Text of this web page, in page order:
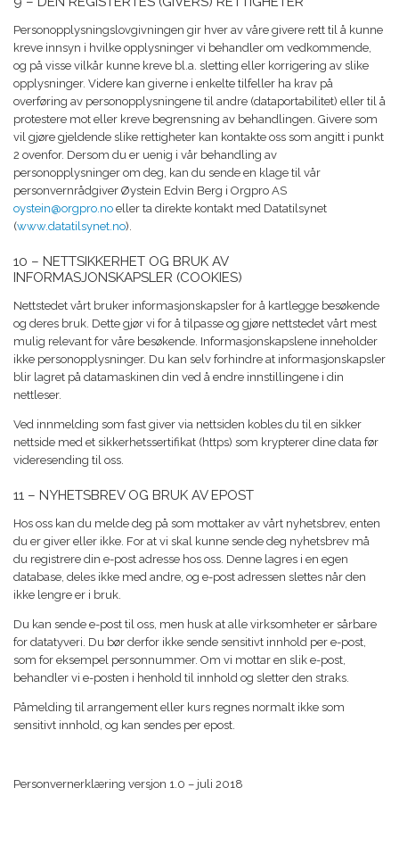
Personopplysningslovgivningen gir hver av våre givere rett til å kunne
kreve innsyn i hvilke opplysninger vi behandler om vedkommende,
og på visse vilkår kunne kreve bl.a. sletting eller korrigering av slike
opplysninger. Videre kan giverne i enkelte tilfeller ha krav på
overføring av personopplysningene til andre (dataportabilitet) eller til å
protestere mot eller kreve begrensning av behandlingen. Givere som
vil gjøre gjeldende slike rettigheter kan kontakte oss som angitt i punkt
2 ovenfor. Dersom du er uenig i vår behandling av
personopplysninger om deg, kan du sende en klage til vår
personvernrådgiver Øystein Edvin Berg i Orgpro AS
oystein@orgpro.no eller ta direkte kontakt med Datatilsynet
(www.datatilsynet.no).
10 – NETTSIKKERHET OG BRUK AV
INFORMASJONSKAPSLER (COOKIES)
Nettstedet vårt bruker informasjonskapsler for å kartlegge besøkende
og deres bruk. Dette gjør vi for å tilpasse og gjøre nettstedet vårt mest
mulig relevant for våre besøkende. Informasjonskapslene inneholder
ikke personopplysninger. Du kan selv forhindre at informasjonskapsler
blir lagret på datamaskinen din ved å endre innstillingene i din
nettleser.
Ved innmelding som fast giver via nettsiden kobles du til en sikker
nettside med et sikkerhetssertifikat (https) som krypterer dine data før
videresending til oss.
11 – NYHETSBREV OG BRUK AV EPOST
Hos oss kan du melde deg på som mottaker av vårt nyhetsbrev, enten
du er giver eller ikke. For at vi skal kunne sende deg nyhetsbrev må
du registrere din e-post adresse hos oss. Denne lagres i en egen
database, deles ikke med andre, og e-post adressen slettes når den
ikke lengre er i bruk.
Du kan sende e-post til oss, men husk at alle virksomheter er sårbare
for datatyveri. Du bør derfor ikke sende sensitivt innhold per e-post,
som for eksempel personnummer. Om vi mottar en slik e-post,
behandler vi e-posten i henhold til innhold og sletter den straks.
Påmelding til arrangement eller kurs regnes normalt ikke som
sensitivt innhold, og kan sendes per epost.
Personvernerklæring versjon 1.0 – juli 2018